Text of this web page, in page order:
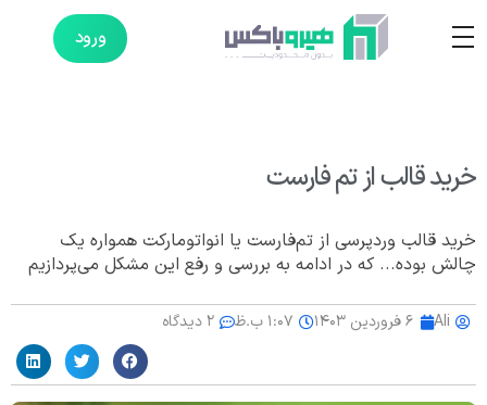
ورود
خرید قالب از تم فارست
خرید قالب وردپرسی از تم‌فارست یا انواتومارکت همواره یک
چالش بوده... که در ادامه به بررسی و رفع این مشکل می‌پردازیم
Ali ۶ فروردین ۱۴۰۳ ۱:۰۷ ب.ظ ۲ دیدگاه